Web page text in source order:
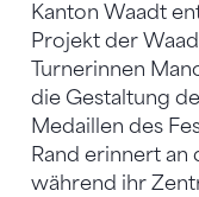
Kanton Waadt
Projekt der
Turnerinnen
die Gestaltung
Medaillen des
Rand erinnert an
während ihr